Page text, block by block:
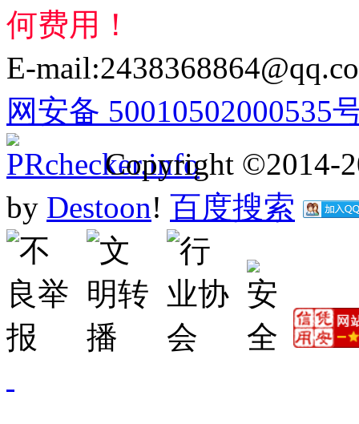
何费用！
E-
网安备 50010502000535
Copyright ©2014-
by Destoon! 百度搜索